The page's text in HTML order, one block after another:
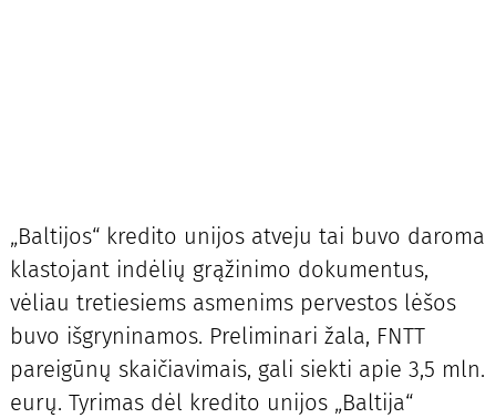
„Baltijos“ kredito unijos atveju tai buvo daroma
klastojant indėlių grąžinimo dokumentus,
vėliau tretiesiems asmenims pervestos lėšos
buvo išgryninamos. Preliminari žala, FNTT
pareigūnų skaičiavimais, gali siekti apie 3,5 mln.
eurų. Tyrimas dėl kredito unijos „Baltija“